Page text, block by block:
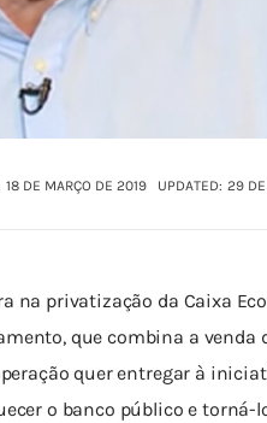
18 DE MARÇO DE 2019 UPDATED: 29
na privatização da Caixa
que combina a
quer entregar à
o banco público e